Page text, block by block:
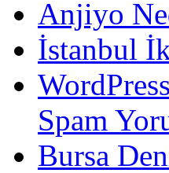
Anjiyo
İstanbul
Spam
Bursa